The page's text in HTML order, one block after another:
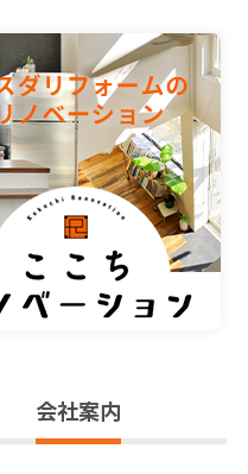
会社案内